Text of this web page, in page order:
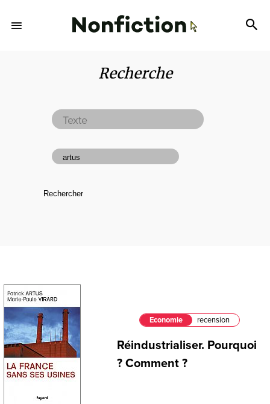
Recherche
Economie recension
Réindustrialiser. Pourquoi
? Comment ?